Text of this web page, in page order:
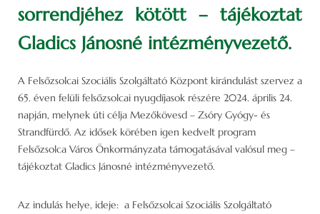
sorrendjéhez kötött – tájékoztat
Gladics Jánosné intézményvezető.
A Felsőzsolcai Szociális Szolgáltató Központ kirándulást szervez a
65. éven felüli felsőzsolcai nyugdíjasok részére 2024. április 24.
napján, melynek úti célja Mezőkövesd – Zsóry Gyógy- és
Strandfürdő. Az idősek körében igen kedvelt program
Felsőzsolca Város Önkormányzata támogatásával valósul meg –
tájékoztat Gladics Jánosné intézményvezető.
Az indulás helye, ideje: a Felsőzsolcai Szociális Szolgáltató